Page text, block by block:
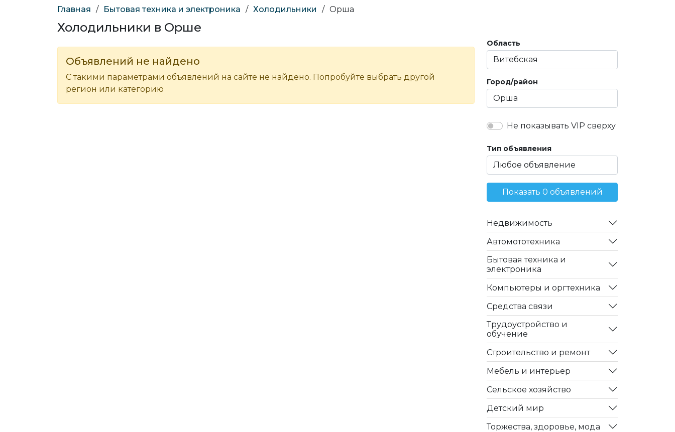
Главная / Бытовая техника и электроника / Холодильники / Орша
Холодильники в Орше
Объявлений не найдено
С такими параметрами объявлений на сайте не найдено. Попробуйте выбрать другой
регион или категорию
Область
Город/район
Не показывать VIP сверху
Тип объявления
Показать 0 объявлений
Недвижимость
Автомототехника
Бытовая техника и
электроника
Компьютеры и оргтехника
Средства связи
Трудоустройство и
обучение
Строительство и ремонт
Мебель и интерьер
Сельское хозяйство
Детский мир
Торжества, здоровье, мода